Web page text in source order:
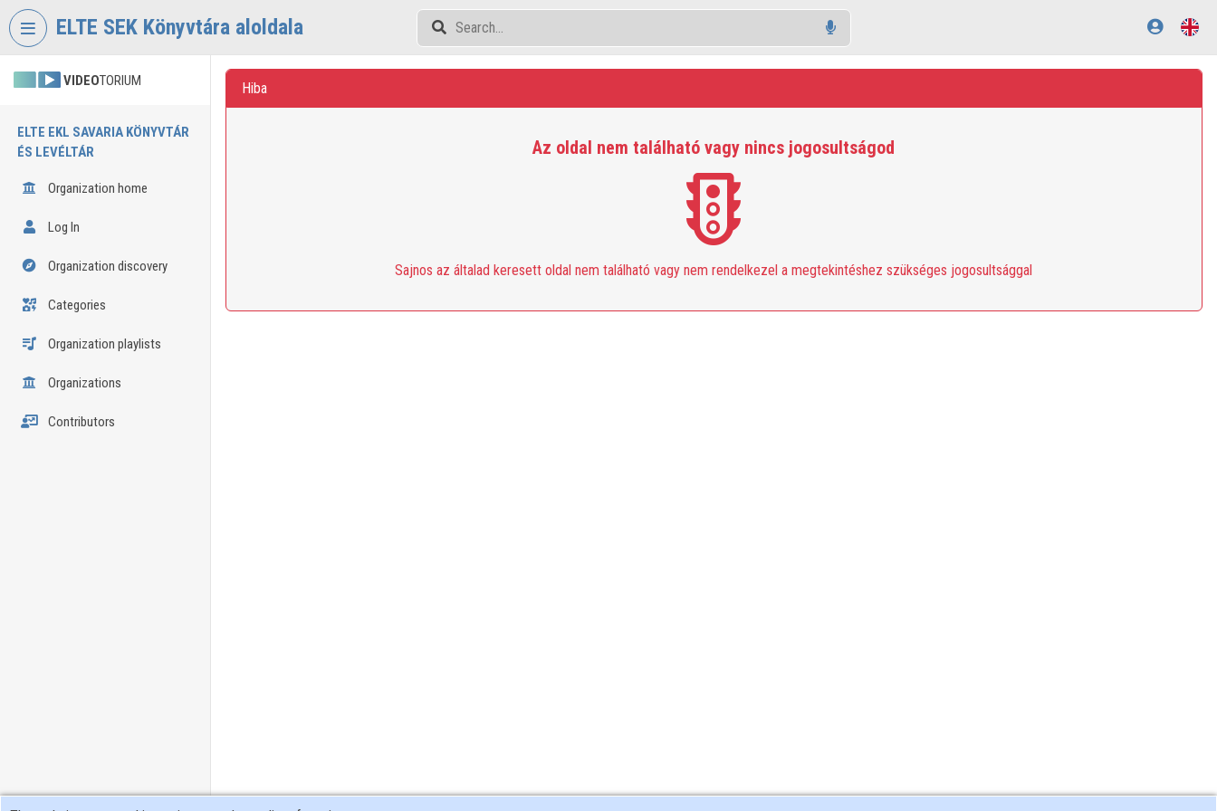
Skip header
ELTE SEK Könyvtára aloldala
VIDEOTORIUM
ELTE EKL SAVARIA KÖNYVTÁR
ÉS LEVÉLTÁR
Organization home
Log In
Organization discovery
Categories
Organization playlists
Organizations
Contributors
Hiba
Az oldal nem található vagy nincs jogosultságod
Sajnos az általad keresett oldal nem található vagy nem rendelkezel a megtekintéshez szükséges jogosultsággal